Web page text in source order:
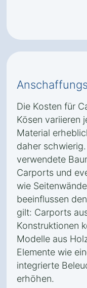
Die Kosten für
Kösen variieren
Material
daher
verwendete
Carports und
wie
beeinflussen
gilt: Carports
Konstruktionen
Modelle aus
Elemente wie
integrierte
erhöhen.